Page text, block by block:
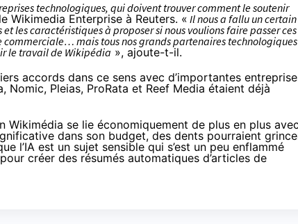
technologiques, qui doivent trouver comment le soutenir
Wikimedia Enterprise à Reuters. «Il nous a fallu un certain
les caractéristiques à proposer si nous voulions faire passer ces
mais tous nos grands partenaires technologiques
le travail de Wikipédia », ajoute-t-il.
accords dans ce sens avec d’importantes
Nomic, Pleias, ProRata et Reef Media étaient déjà
se lie économiquement de plus en plus avec
dans son budget, des dents pourraient
l’IA est un sujet sensible qui s’est un peu enflammé
créer des résumés automatiques d’articles de